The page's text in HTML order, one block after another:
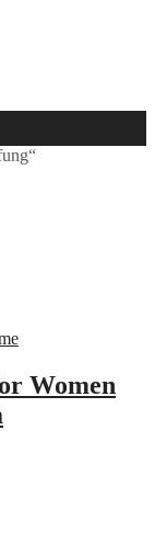
Women